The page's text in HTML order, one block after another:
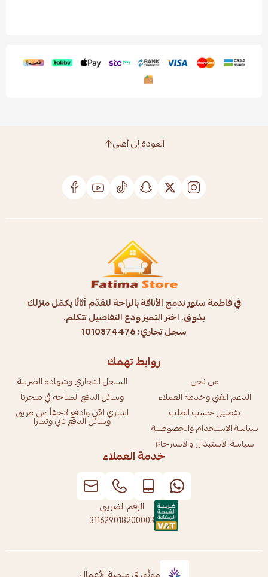
العودة إلى أعلى
في فاطمة ستور ندمج الأناقة بالراحة لنقدّم أثاثًا يكمّل منزلك
بذوق. اختر التميز ودع التفاصيل تتكلم.
سجل تجاري: 1010874476
روابط تهمك
من نحن
الدعم الفني وخدمة العملاء
تفصيل حسب الطلب
سياسة الاستخدام والخصوصية
سياسة الاستبدال والاسترجاع
السجل التجاري وشهادة الضريبة
وسائل الدفع المتاحه في متجرنا
اشتري الآن وادفع لاحقاً عن طريق
وسائل الدفع تابي وتمارا
خدمة العملاء
الرقم الضريبي
311629018200003